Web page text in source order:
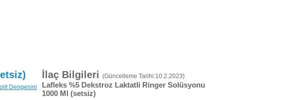
Dengesini
İlaç Bilgileri (Güncelleme Tarihi:10.2.2023)
Lafleks %5 Dekstroz Laktatli Ringer Solüsyonu
1000 Ml (setsiz)